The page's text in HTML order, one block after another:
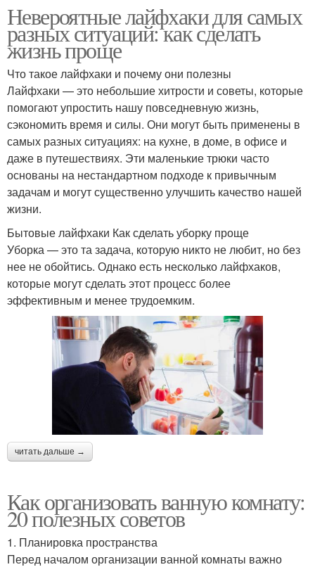
Невероятные лайфхаки для самых
разных ситуаций: как сделать
жизнь проще
Что такое лайфхаки и почему они полезны
Лайфхаки — это небольшие хитрости и советы, которые
помогают упростить нашу повседневную жизнь,
сэкономить время и силы. Они могут быть применены в
самых разных ситуациях: на кухне, в доме, в офисе и
даже в путешествиях. Эти маленькие трюки часто
основаны на нестандартном подходе к привычным
задачам и могут существенно улучшить качество нашей
жизни.
Бытовые лайфхаки Как сделать уборку проще
Уборка — это та задача, которую никто не любит, но без
нее не обойтись. Однако есть несколько лайфхаков,
которые могут сделать этот процесс более
эффективным и менее трудоемким.
читать дальше →
Как организовать ванную комнату:
20 полезных советов
1. Планировка пространства
Перед началом организации ванной комнаты важно